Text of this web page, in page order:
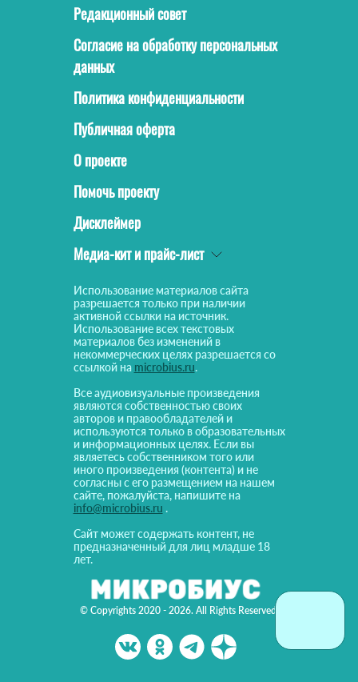
© Copyrights 2020 - 2026. All Rights Reserved!
Редакционный совет
Согласие на обработку персональных
данных
Политика конфиденциальности
Публичная оферта
О проекте
Помочь проекту
Дисклеймер
Медиа-кит и прайс-лист
Использование материалов сайта
разрешается только при наличии
активной ссылки на источник.
Использование всех текстовых
материалов без изменений в
некоммерческих целях разрешается со
ссылкой на microbius.ru.
Все аудиовизуальные произведения
являются собственностью своих
авторов и правообладателей и
используются только в образовательных
и информационных целях. Если вы
являетесь собственником того или
иного произведения (контента) и не
согласны с его размещением на нашем
сайте, пожалуйста, напишите на
info@microbius.ru .
Сайт может содержать контент, не
предназначенный для лиц младше 18
лет.